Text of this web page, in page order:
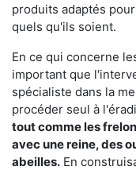
produits adaptés
quels qu'ils soient.
En ce qui concerne
important que
spécialiste dans la
procéder seul à
tout comme les
avec une reine, des
abeilles. En